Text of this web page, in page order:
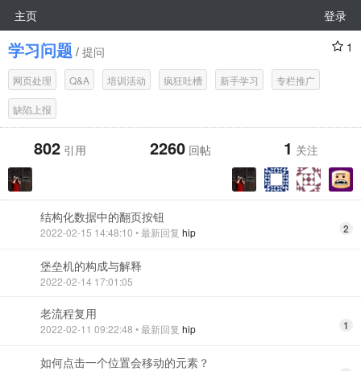
主页 登录
学习问题 / 提问 1
网页处理 Q&A 培训活动 疯狂吐槽 新手学习 专栏推广
缺陷上报
802 引用 2260 回帖 1 关注
结构化数据中的翻页按钮
2022-02-15 14:48:10 • 最新回复 hip 2
堡垒机的构成与解释
2022-02-14 17:01:05
老流程复用
2022-02-11 09:22:48 • 最新回复 hip 1
如何点击一个位置会移动的元素？